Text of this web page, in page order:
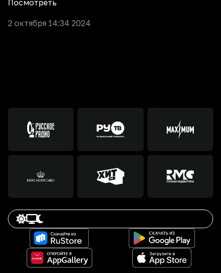
Посмотреть
2 октября 14:34 2024